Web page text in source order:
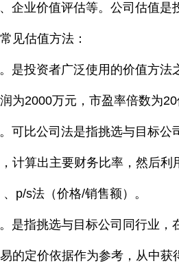
业价值评估等。公司估值是
见估值方法：
投资者广泛使用的价值方法
为2000万元，市盈率倍数为
比公司法是指挑选与目标公
计算出主要财务比率，然后
p/s法（价格/销售额）。
指挑选与目标公司同行业，
的定价依据作为参考，从中